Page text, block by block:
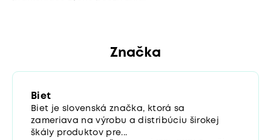
Značka
Biet
Biet je slovenská značka, ktorá sa
zameriava na výrobu a distribúciu širokej
škály produktov pre...